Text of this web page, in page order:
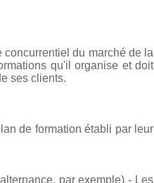
du marché de la
qu'il organise et doit
ses clients.
de formation établi par leur
par exemple) - Les